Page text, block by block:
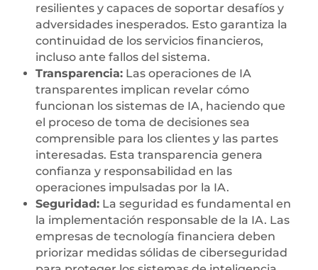
resilientes y capaces de soportar desafíos y
adversidades inesperados. Esto garantiza la
continuidad de los servicios financieros,
incluso ante fallos del sistema.
Transparencia: Las operaciones de IA
transparentes implican revelar cómo
funcionan los sistemas de IA, haciendo que
el proceso de toma de decisiones sea
comprensible para los clientes y las partes
interesadas. Esta transparencia genera
confianza y responsabilidad en las
operaciones impulsadas por la IA.
Seguridad: La seguridad es fundamental en
la implementación responsable de la IA. Las
empresas de tecnología financiera deben
priorizar medidas sólidas de ciberseguridad